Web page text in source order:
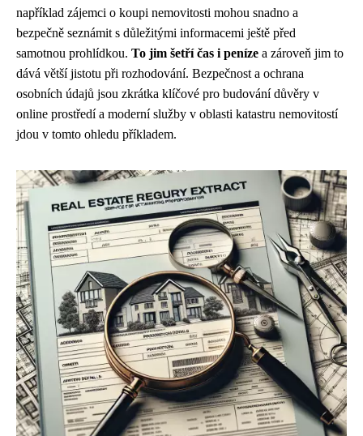
například zájemci o koupi nemovitosti mohou snadno a
bezpečně seznámit s důležitými informacemi ještě před
samotnou prohlídkou. To jim šetří čas i peníze a zároveň jim to
dává větší jistotu při rozhodování. Bezpečnost a ochrana
osobních údajů jsou zkrátka klíčové pro budování důvěry v
online prostředí a moderní služby v oblasti katastru nemovitostí
jdou v tomto ohledu příkladem.